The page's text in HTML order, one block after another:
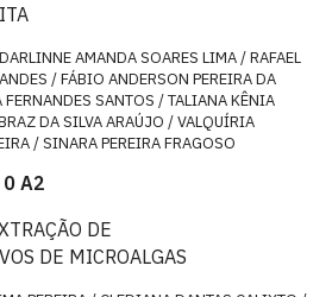
AMANDA SOARES LIMA / RAFAEL
/ FÁBIO ANDERSON PEREIRA DA
SANTOS / TALIANA KÊNIA
DA SILVA ARAÚJO / VALQUÍRIA
/ SINARA PEREIRA FRAGOSO
A2
DE
DE MICROALGAS